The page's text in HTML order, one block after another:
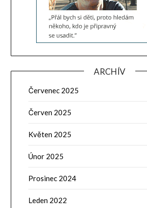
ARCHÍV
Červenec 2025
Červen 2025
Květen 2025
Únor 2025
Prosinec 2024
Leden 2022